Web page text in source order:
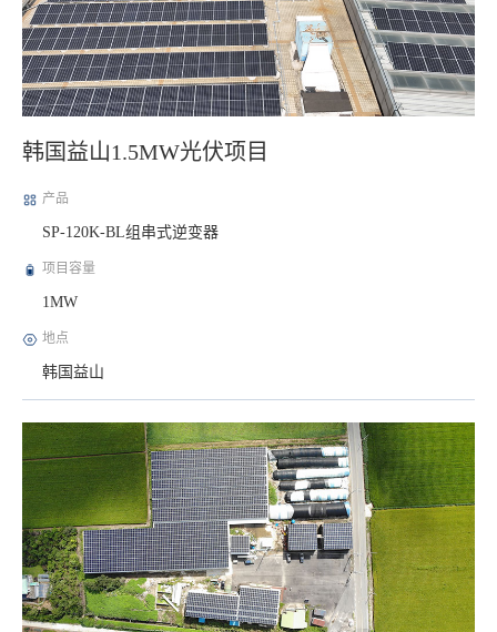
韩国益山1.5MW光伏项目
产品
SP-120K-BL组串式逆变器
项目容量
1MW
地点
韩国益山